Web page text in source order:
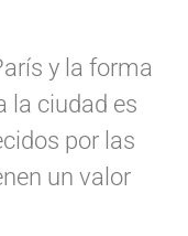
y la forma
la ciudad es
por las
un valor